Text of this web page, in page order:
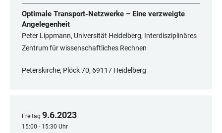
Optimale Transport-Netzwerke – Eine verzweigte
Angelegenheit
Peter Lippmann, Universität Heidelberg, Interdisziplinäres
Zentrum für wissenschaftliches Rechnen
Peterskirche, Plöck 70, 69117 Heidelberg
Freitag 9.6.2023
15:00 - 15:30 Uhr